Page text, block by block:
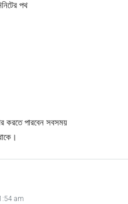
পথ
করতে পারবেন সবসময়
am